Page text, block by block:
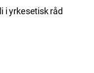
i yrkesetisk råd